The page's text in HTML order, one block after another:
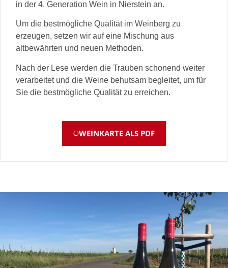
in der 4. Generation Wein in Nierstein an.
Um die bestmögliche Qualität im Weinberg zu
erzeugen, setzen wir auf eine Mischung aus
altbewährten und neuen Methoden.
Nach der Lese werden die Trauben schonend weiter
verarbeitet und die Weine behutsam begleitet, um für
Sie die bestmögliche Qualität zu erreichen.
WEINKARTE ALS PDF